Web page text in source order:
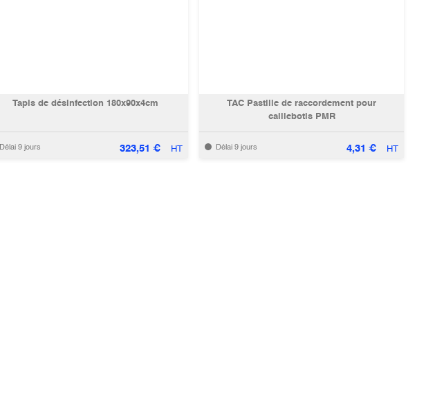
Tapis de désinfection 180x90x4cm
Délai 9 jours 323,51 € HT
TAC Pastille de raccordement pour
caillebotis PMR
Délai 9 jours 4,31 € HT